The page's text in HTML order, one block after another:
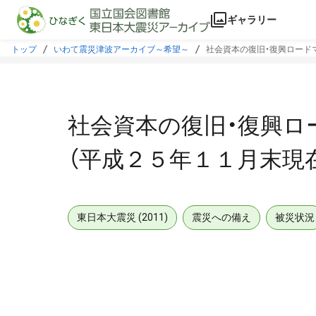
本文に飛ぶ
ギャラリー
トップ いわて震災津波アーカイブ～希望～ 社会資本の復旧・復興ロード
社会資本の復旧・復興ロ
（平成２５年１１月末現
東日本大震災 (2011) 震災への備え 被災状況